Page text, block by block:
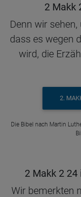
2 Makk
Denn wir
dass es wegen
wird, die
2.
Die Bibel nach Martin
2 Makk 2
Wir bemerkten